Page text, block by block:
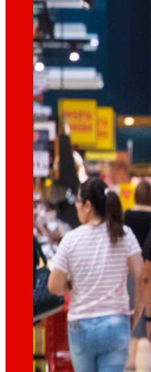
Així som
Tot el nostre
Som per i per
Fundació
A través de